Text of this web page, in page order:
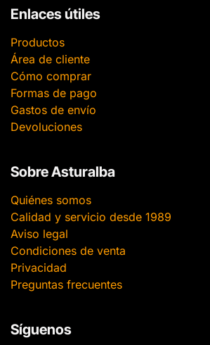
Enlaces útiles
Productos
Área de cliente
Cómo comprar
Formas de pago
Gastos de envío
Devoluciones
Sobre Asturalba
Quiénes somos
Calidad y servicio desde 1989
Aviso legal
Condiciones de venta
Privacidad
Preguntas frecuentes
Síguenos